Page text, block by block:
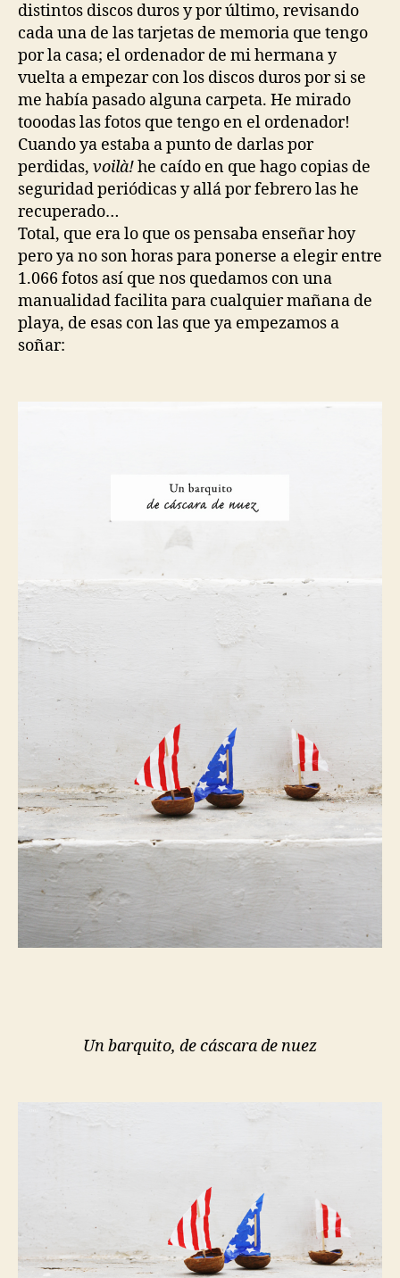
distintos discos duros y por último, revisando
cada una de las tarjetas de memoria que tengo
por la casa; el ordenador de mi hermana y
vuelta a empezar con los discos duros por si se
me había pasado alguna carpeta. He mirado
tooodas las fotos que tengo en el ordenador!
Cuando ya estaba a punto de darlas por
perdidas, voilà!he caído en que hago copias de
seguridad periódicas y allá por febrero las he
recuperado…
Total, que era lo que os pensaba enseñar hoy
pero ya no son horas para ponerse a elegir entre
1.066 fotos así que nos quedamos con una
manualidad facilita para cualquier mañana de
playa, de esas con las que ya empezamos a
soñar:
Un barquito, de cáscara de nuez